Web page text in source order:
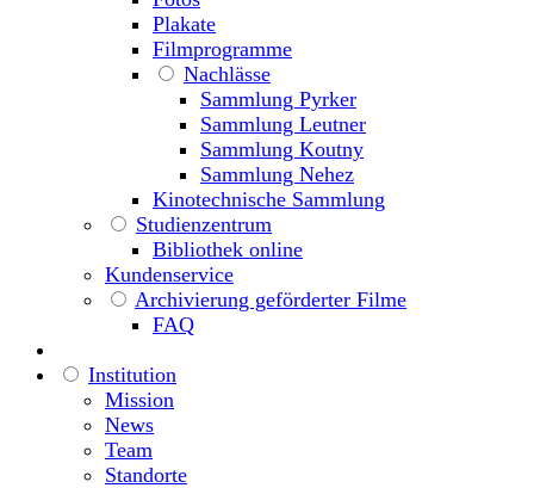
Plakate
Filmprogramme
Nachlässe
Sammlung Pyrker
Sammlung Leutner
Sammlung Koutny
Sammlung Nehez
Kinotechnische Sammlung
Studienzentrum
Bibliothek online
Kundenservice
Archivierung geförderter Filme
FAQ
Institution
Mission
News
Team
Standorte